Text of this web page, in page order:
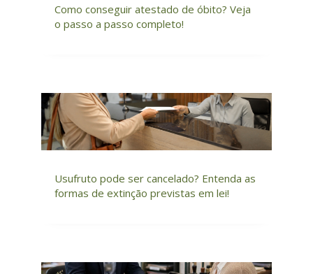
Como conseguir atestado de óbito? Veja
o passo a passo completo!
Usufruto pode ser cancelado? Entenda as
formas de extinção previstas em lei!